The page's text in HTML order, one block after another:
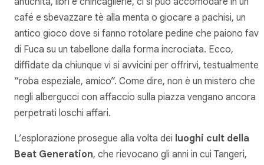
café e sbevazzare tè alla menta o giocare a pachisi, un
antico gioco dove si fanno rotolare pedine che paiono fave
di Fuca su un tabellone dalla forma incrociata. Ecco,
diffidate da chiunque vi si avvicini per offrirvi, testualmente,
“roba espeziale, amico”. Come dire, non è un mistero che
negli albergucci con affaccio sulla piazza vengano ancora
perpetrati loschi affari.
L’esplorazione prosegue alla volta dei luoghi cult della
Beat Generation, che rievocano gli anni in cui Tangeri,